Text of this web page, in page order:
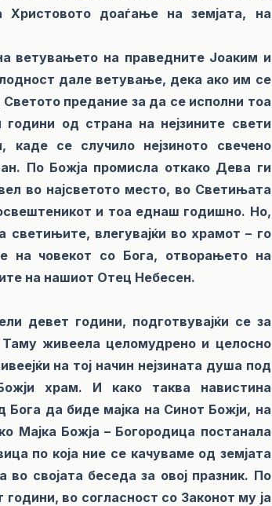
Христовото доаѓање на земјата, на
ветувањето на праведните Јоаким и
дале ветување, дека ако им се
предание за да се исполни тоа
од страна на нејзините свети
се случило нејзиното свечено
По Божја промисла откако Дева ги
во најсветото место, во Светињата
и тоа еднаш годишно. Но,
влегувајќи во храмот – го
на човекот со Бога, отворањето на
на нашиот Отец Небесен.
девет години, подготвувајќи се за
живеела целомудрено и целосно
на тој начин нејзината душа под
храм. И како таква навистина
да биде мајка на Синот Божји, на
Мајка Божја – Богородица постанала
по која ние се качуваме од земјата
својата беседа за овој празник. По
во согласност со Законот му ја